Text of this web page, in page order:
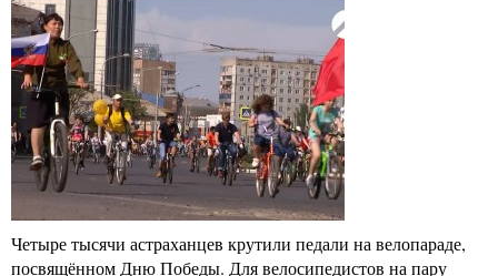
Четыре тысячи астраханцев крутили педали на велопараде,
посвящённом Дню Победы. Для велосипедистов на пару